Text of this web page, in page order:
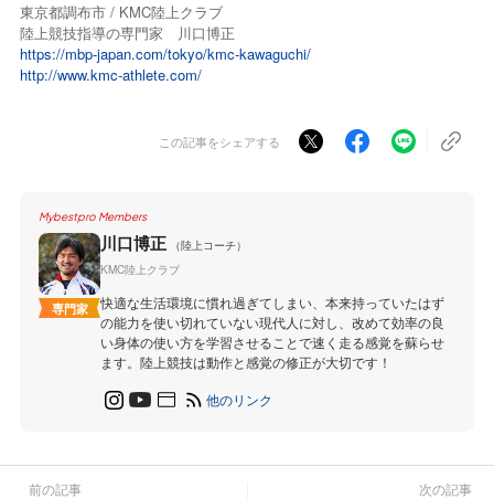
東京都調布市 / KMC陸上クラブ
陸上競技指導の専門家 川口博正
https://mbp-japan.com/tokyo/kmc-kawaguchi/
http://www.kmc-athlete.com/
この記事をシェアする
Mybestpro Members
専門家
川口博正
（陸上コーチ）
KMC陸上クラブ
快適な生活環境に慣れ過ぎてしまい、本来持っていたはず
の能力を使い切れていない現代人に対し、改めて効率の良
い身体の使い方を学習させることで速く走る感覚を蘇らせ
ます。陸上競技は動作と感覚の修正が大切です！
他のリンク
前の記事 次の記事